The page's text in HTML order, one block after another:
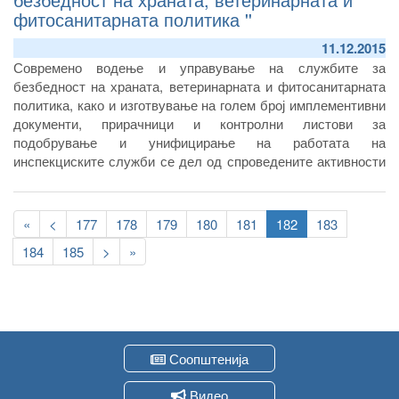
фитосанитарната политика ''
11.12.2015
Современо водење и управување на службите за
безбедност на храната, ветеринарната и фитосанитарната
политика, како и изготвување на голем број имплементивни
документи, прирачници и контролни листови за
подобрување и унифицирање на работата на
инспекциските служби се дел од спроведените активности
безбедност на храната и фитосанитарната политика“.
Pagination
First
page
«
Previous
page
< Page
177 Page
178 Page
179 Page
180 Page
181
Current
page
182 Page
183
Page
184 Page
185
Следна
страна
>
Last
page
»
Соопштенија
Видео